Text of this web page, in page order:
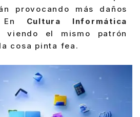
provocando más daños
En Cultura Informática
viendo el mismo patrón
cosa pinta fea.